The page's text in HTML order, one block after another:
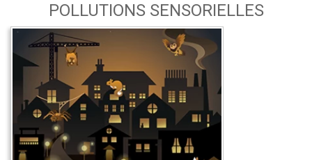
POLLUTIONS SENSORIELLES